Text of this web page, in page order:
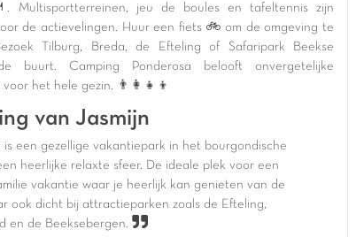
Multisportterreinen, jeu de boules en tafeltennis zijn
de actievelingen. Huur een fiets 🚲 om de omgeving te
Tilburg, Breda, de Efteling of Safaripark Beekse
buurt. Camping Ponderosa belooft onvergetelijke
het hele gezin. 👨‍👩‍👧‍👦
van Jasmijn
is een gezellige vakantiepark in het bourgondische
heerlijke relaxte sfeer. De ideale plek voor een
vakantie waar je heerlijk kan genieten van de
ook dicht bij attractieparken zoals de Efteling,
en de Beeksebergen.